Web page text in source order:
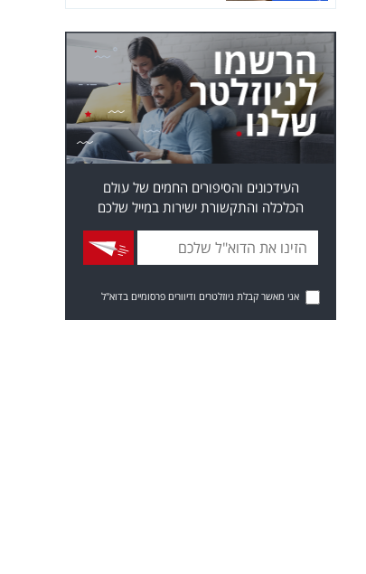
העידכונים והסיפורים החמים של עולם
הכלכלה והתקשורת ישירות במייל שלכם
אני מאשר קבלת ניוזלטרים ודיוורים פרסומיים בדוא"ל